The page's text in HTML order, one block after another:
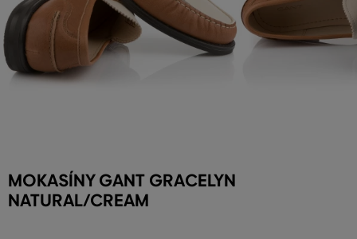
MOKASÍNY GANT GRACELYN
NATURAL/CREAM